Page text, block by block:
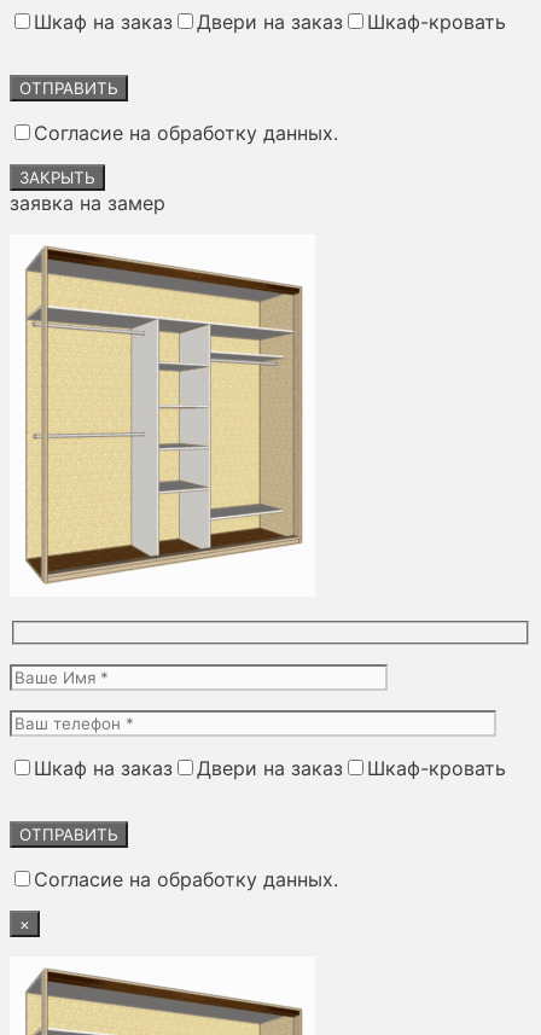
Шкаф на заказ Двери на заказ
Шкаф-кровать
это
пустым.
Согласие на обработку данных.
ЗАКРЫТЬ
заявка на замер
Шкаф на заказ Двери на заказ
Шкаф-кровать
это
пустым.
Согласие на обработку данных.
×